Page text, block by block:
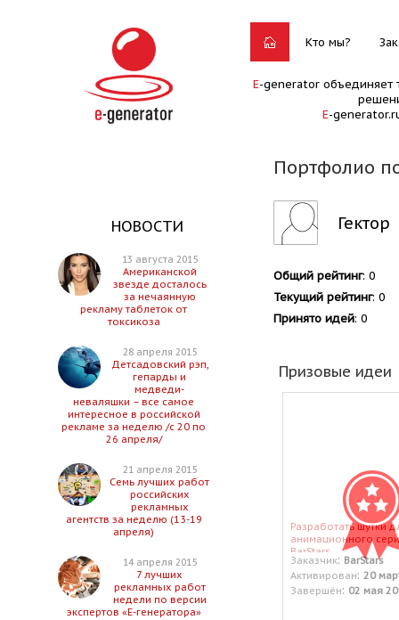
Кто мы?
E-generator объединяет
E-
Портфолио
НОВОСТИ
13 августа 2015
Американской
звезде досталось
за нечаянную
рекламу таблеток от
токсикоза
28 апреля 2015
Детсадовский рэп,
гепарды и
медведи-
неваляшки – все самое
интересное в российской
рекламе за неделю /с 20 по
26 апреля/
21 апреля 2015
Семь лучших работ
российских
рекламных
агентств за неделю (13-19
апреля)
14 апреля 2015
7 лучших
рекламных работ
недели по версии
экспертов «Е-генератора»
Гектор
Общий рейтинг: 0
Текущий рейтинг: 0
Принято идей: 0
Призовые идеи
Разработать шутки
анимационного
BarStars.
Заказчик: BarStars
Активирован: 20
Завершён: 02 мая